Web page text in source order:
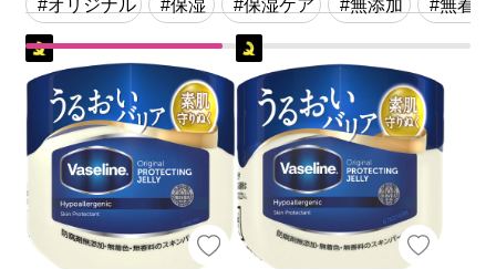
#オリジナル #保湿 #保湿ケア #無添加 #無着色